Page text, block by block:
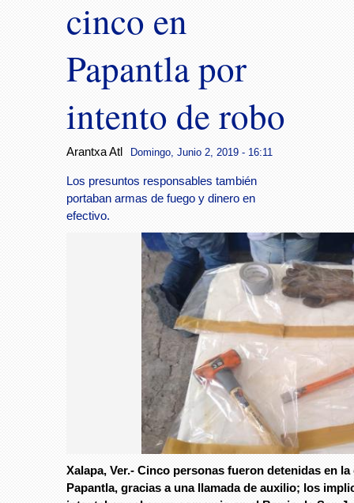
cinco en
Papantla por
intento de robo
Arantxa Atl Domingo, Junio 2, 2019 - 16:11
Los presuntos responsables también
portaban armas de fuego y dinero en
efectivo.
Xalapa, Ver.- Cinco personas fueron detenidas en la
Papantla, gracias a una llamada de auxilio; los